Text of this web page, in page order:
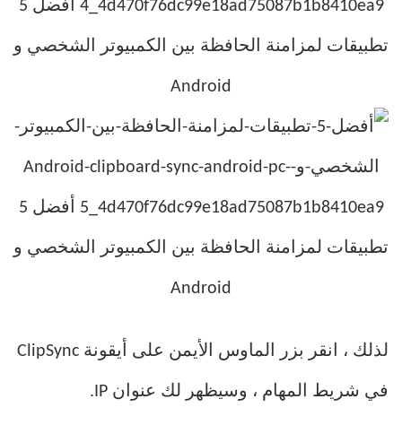
لذلك ، انقر بزر الماوس الأيمن على أيقونة ClipSync
في شريط المهام ، وسيظهر لك عنوان IP.